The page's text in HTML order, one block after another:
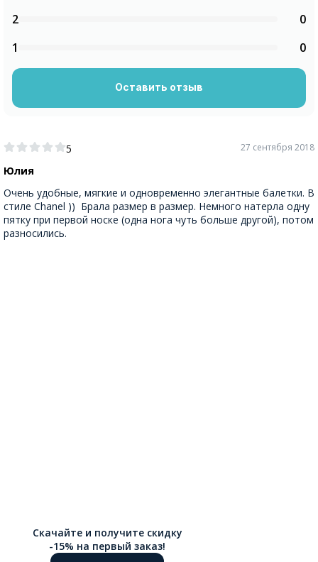
5
Юлия
27 сентября 2018
Очень удобные, мягкие и одновременно элегантные балетки. В
стиле Chanel )) Брала размер в размер. Немного натерла одну
пятку при первой носке (одна нога чуть больше другой), потом
разносились.
2
0
1
0
Оставить отзыв
Скачайте и получите скидку
-15% на первый заказ!